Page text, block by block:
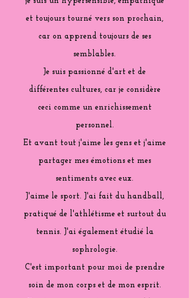
et toujours tourné vers son prochain,
car on apprend toujours de ses
semblables.
Je suis passionné d'art et de
différentes cultures, car je considère
ceci comme un enrichissement
personnel.
Et avant tout j'aime les gens et j'aime
partager mes émotions et mes
sentiments avec eux.
J'aime le sport. J'ai fait du handball,
pratiqué de l'athlétisme et surtout du
tennis. J'ai également étudié la
sophrologie.
C'est important pour moi de prendre
soin de mon corps et de mon esprit.